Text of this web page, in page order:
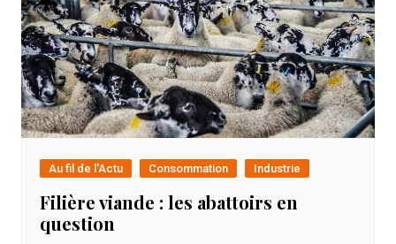
Au fil de l'Actu Consommation Industrie
Filière viande : les abattoirs en
question